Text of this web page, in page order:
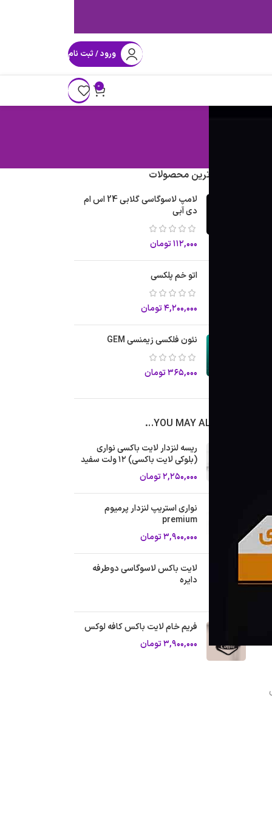
ورود / ثبت نام
0
پرفروش ترین محصولات
لامپ لاسوگاسی گلابی 24 اس ام
دی آبی
۱۱۲,۰۰۰تومان
اتو خم پلکسی
۴,۲۰۰,۰۰۰تومان
نئون فلکسی زیمنسی GEM
۳۶۵,۰۰۰تومان
YOU MAY ALSO LIKE…
ریسه لنزدار لایت باکسی نواری
(بلوکی لایت باکسی) ۱۲ ولت سفید
۲,۲۵۰,۰۰۰تومان
نواری استریپ لنزدار پرمیوم
premium
۳,۹۰۰,۰۰۰تومان
لایت باکس لاسوگاسی دوطرفه
دایره
فریم خام لایت باکس کافه لوکس
۳,۹۰۰,۰۰۰تومان